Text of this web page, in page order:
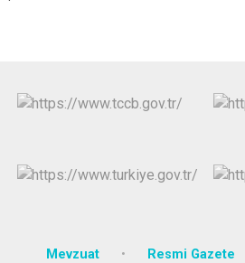
Mevzuat Resmi Gazete